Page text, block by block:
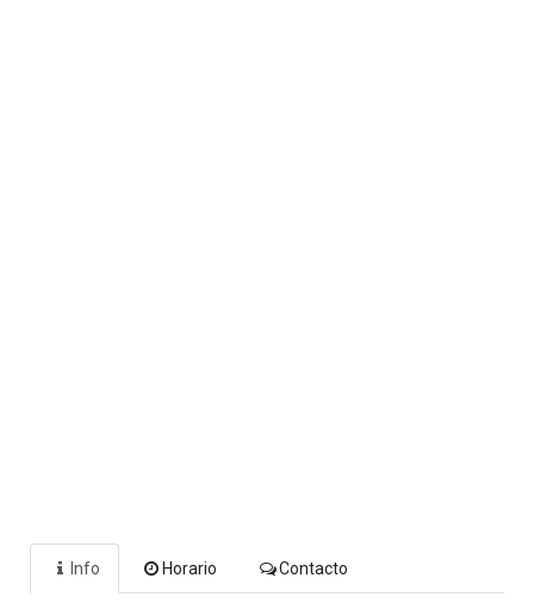
Info Horario Contacto